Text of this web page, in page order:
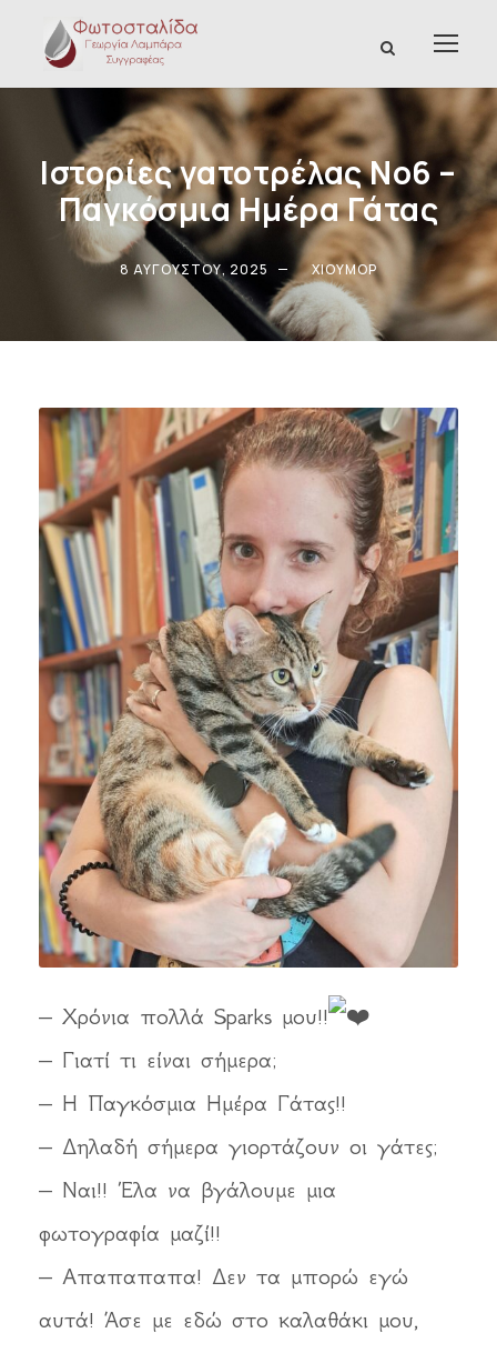
Ιστορίες γατοτρέλας Νο6 –
Παγκόσμια Ημέρα Γάτας
8 ΑΥΓΟΎΣΤΟΥ, 2025 ΧΙΟΎΜΟΡ
– Χρόνια πολλά Sparks μου!!
– Γιατί τι είναι σήμερα;
– Η Παγκόσμια Ημέρα Γάτας!!
– Δηλαδή σήμερα γιορτάζουν οι γάτες;
– Ναι!! Έλα να βγάλουμε μια
φωτογραφία μαζί!!
– Απαπαπαπα! Δεν τα μπορώ εγώ
αυτά! Άσε με εδώ στο καλαθάκι μου,